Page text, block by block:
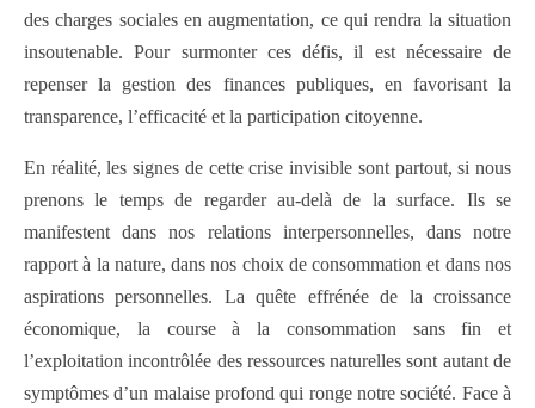
des charges sociales en augmentation, ce qui rendra la situation
insoutenable. Pour surmonter ces défis, il est nécessaire de
repenser la gestion des finances publiques, en favorisant la
transparence, l’efficacité et la participation citoyenne.
En réalité, les signes de cette crise invisible sont partout, si nous
prenons le temps de regarder au-delà de la surface. Ils se
manifestent dans nos relations interpersonnelles, dans notre
rapport à la nature, dans nos choix de consommation et dans nos
aspirations personnelles. La quête effrénée de la croissance
économique, la course à la consommation sans fin et
l’exploitation incontrôlée des ressources naturelles sont autant de
symptômes d’un malaise profond qui ronge notre société. Face à